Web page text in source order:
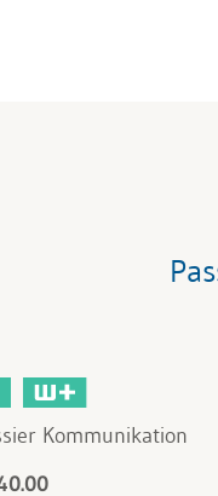
Kommunikation